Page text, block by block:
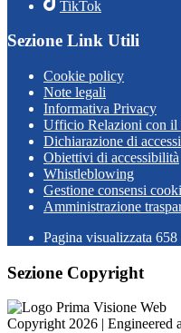
TikTok
Sezione Link Utili
Cookie policy
Note legali
Informativa Privacy
Ufficio Relazioni con il
Dichiarazione di
Obiettivi di accessibilità
Whistleblowing
Gestione consensi
Amministrazione
Pagina visualizzata 658
Sezione Copyright
Copyright 2026 | Engineered